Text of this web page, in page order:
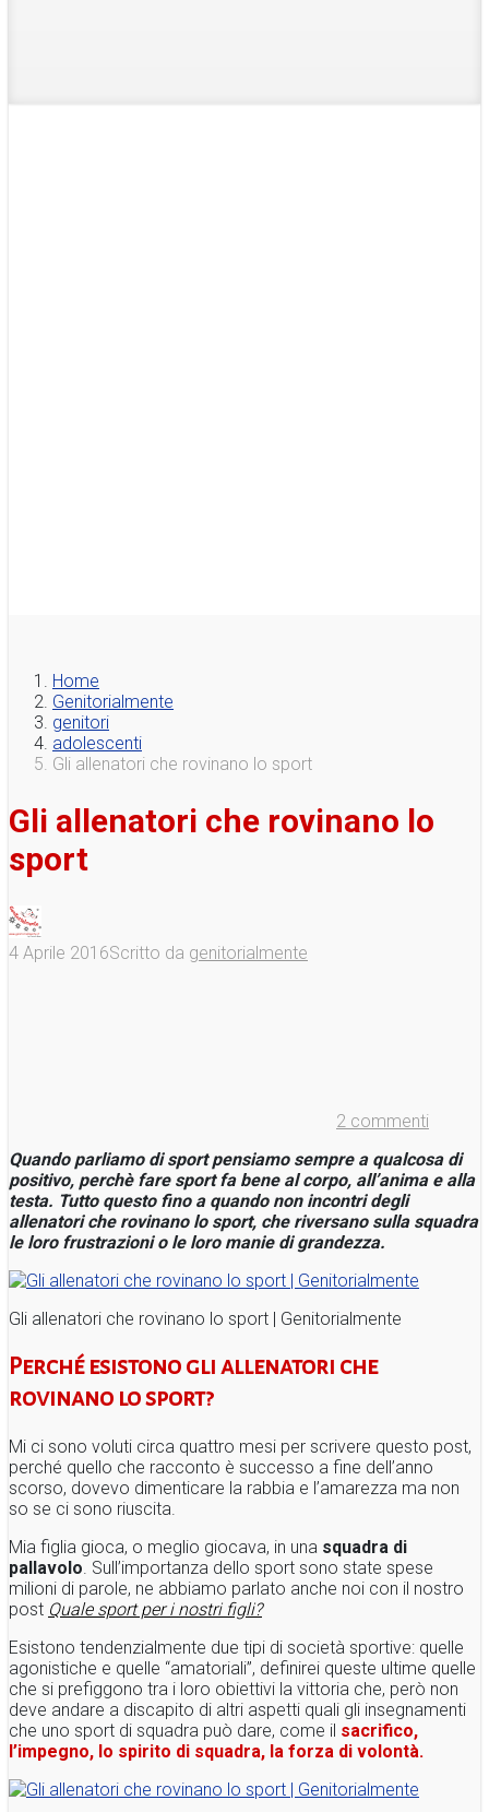
Home
Genitorialmente
genitori
adolescenti
Gli allenatori che rovinano lo sport
Gli allenatori che rovinano lo
sport
4 Aprile 2016Scritto da genitorialmente
2 commenti
Quando parliamo di sport pensiamo sempre a qualcosa di
positivo, perchè fare sport fa bene al corpo, all’anima e alla
testa. Tutto questo fino a quando non incontri degli
allenatori che rovinano lo sport, che riversano sulla squadra
le loro frustrazioni o le loro manie di grandezza.
Gli allenatori che rovinano lo sport | Genitorialmente
Perché esistono gli allenatori che
rovinano lo sport?
Mi ci sono voluti circa quattro mesi per scrivere questo post,
perché quello che racconto è successo a fine dell’anno
scorso, dovevo dimenticare la rabbia e l’amarezza ma non
so se ci sono riuscita.
Mia figlia gioca, o meglio giocava, in una squadra di
pallavolo. Sull’importanza dello sport sono state spese
milioni di parole, ne abbiamo parlato anche noi con il nostro
post Quale sport per i nostri figli?
Esistono tendenzialmente due tipi di società sportive: quelle
agonistiche e quelle “amatoriali”, definirei queste ultime quelle
che si prefiggono tra i loro obiettivi la vittoria che, però non
deve andare a discapito di altri aspetti quali gli insegnamenti
che uno sport di squadra può dare, come il sacrifico,
l’impegno, lo spirito di squadra, la forza di volontà.